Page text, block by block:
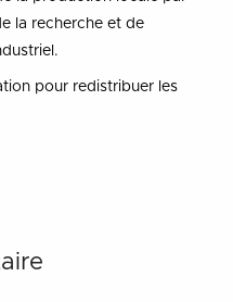
la recherche et de
pour redistribuer les